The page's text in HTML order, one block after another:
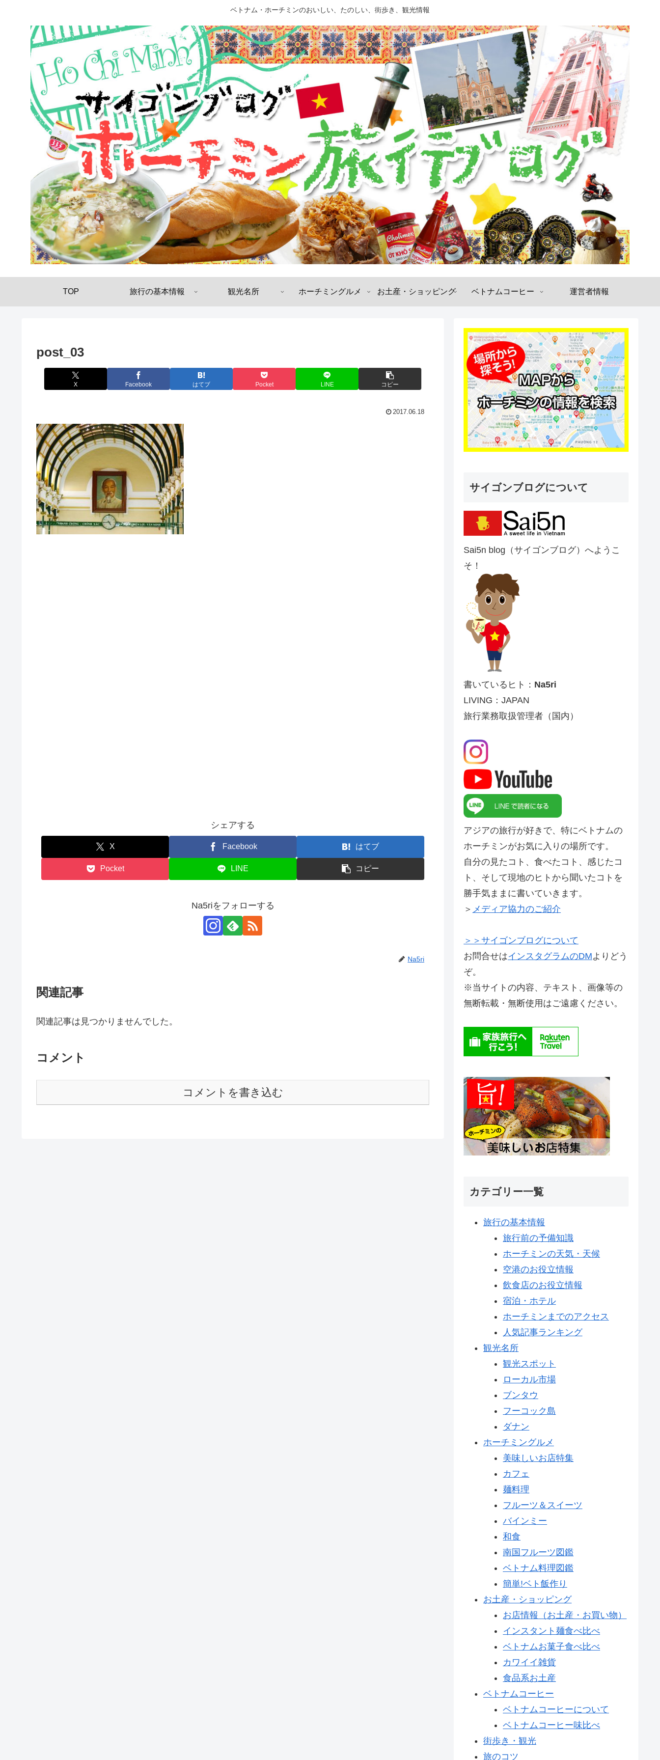
ベトナム・ホーチミンのおいしい、たのしい、街歩き、観光情報
TOP 旅行の基本情報 観光名所 ホーチミングルメ お土産・ショッピング ベトナムコーヒー 運営者情報
post_03
X Facebook はてブ Pocket LINE コピー
2017.06.18
シェアする
X Facebook はてブ
Pocket LINE コピー
Na5riをフォローする
Na5ri
関連記事
関連記事は見つかりませんでした。
コメント
コメントを書き込む
サイゴンブログについて
Sai5n blog（サイゴンブログ）へようこ
そ！
書いているヒト： Na5ri
LIVING：JAPAN
旅行業務取扱管理者（国内）
アジアの旅行が好きで、特にベトナムの
ホーチミンがお気に入りの場所です。
自分の見たコト、食べたコト、感じたコ
ト、そして現地のヒトから聞いたコトを
勝手気ままに書いていきます。
＞ メディア協力のご紹介
＞＞サイゴンブログについて
お問合せはインスタグラムのDMよりどう
ぞ。
※当サイトの内容、テキスト、画像等の
無断転載・無断使用はご遠慮ください。
カテゴリー一覧
旅行の基本情報
旅行前の予備知識
ホーチミンの天気・天候
空港のお役立情報
飲食店のお役立情報
宿泊・ホテル
ホーチミンまでのアクセス
人気記事ランキング
観光名所
観光スポット
ローカル市場
ブンタウ
フーコック島
ダナン
ホーチミングルメ
美味しいお店特集
カフェ
麺料理
フルーツ＆スイーツ
バインミー
和食
南国フルーツ図鑑
ベトナム料理図鑑
簡単!ベト飯作り
お土産・ショッピング
お店情報（お土産・お買い物）
インスタント麺食べ比べ
ベトナムお菓子食べ比べ
カワイイ雑貨
食品系お土産
ベトナムコーヒー
ベトナムコーヒーについて
ベトナムコーヒー味比べ
街歩き・観光
旅のコツ